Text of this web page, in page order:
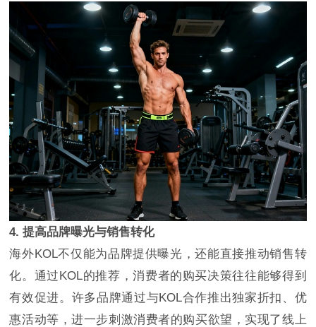
4. 提高品牌曝光与销售转化
海外KOL不仅能为品牌提供曝光，还能直接推动销售转
化。通过KOL的推荐，消费者的购买决策往往能够得到
有效促进。许多品牌通过与KOL合作推出独家折扣、优
惠活动等，进一步刺激消费者的购买欲望，实现了线上